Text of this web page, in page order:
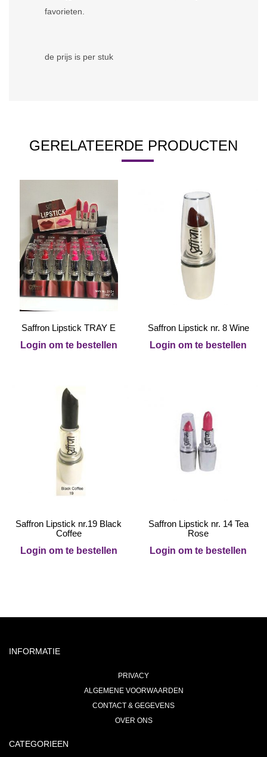
favorieten.
de prijs is per stuk
GERELATEERDE PRODUCTEN
Saffron Lipstick TRAY E
Login om te bestellen
Saffron Lipstick nr. 8 Wine
Login om te bestellen
Saffron Lipstick nr.19 Black
Coffee
Login om te bestellen
Saffron Lipstick nr. 14 Tea
Rose
Login om te bestellen
INFORMATIE
PRIVACY
ALGEMENE VOORWAARDEN
CONTACT & GEGEVENS
OVER ONS
CATEGORIEEN